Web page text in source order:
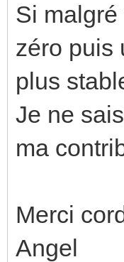
Si
zéro puis
plus
Je ne
ma
Merci
Angel